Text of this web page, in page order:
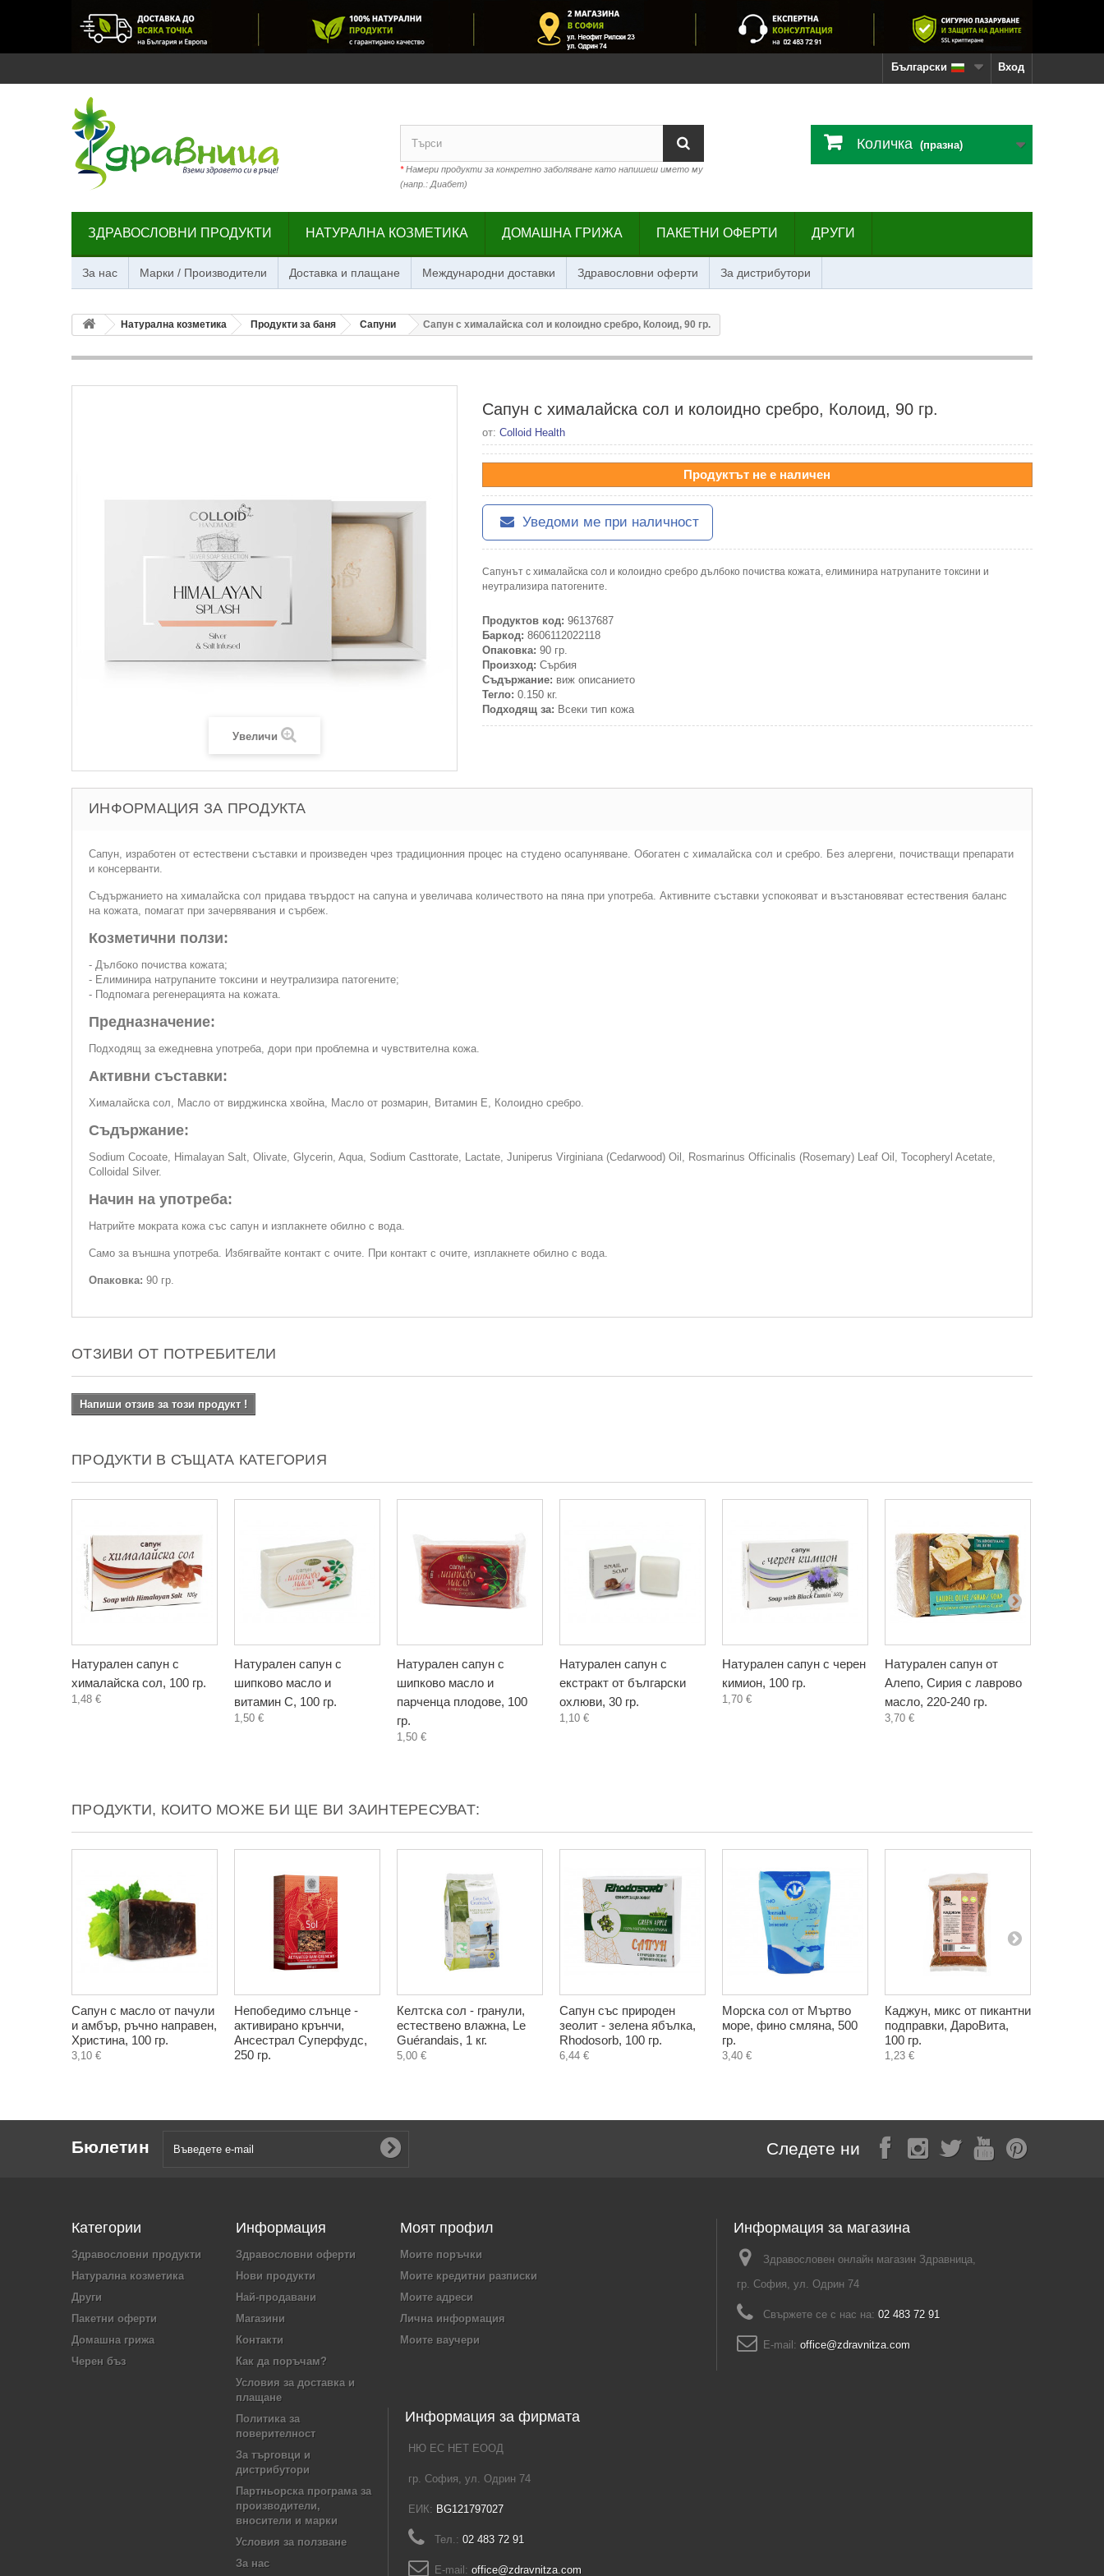
Вход
Български
*Намери продукти за конкретно заболяване като напишеш името му
(напр.: Диабет)
Количка (празна)
ЗДРАВОСЛОВНИ ПРОДУКТИ НАТУРАЛНА КОЗМЕТИКА ДОМАШНА ГРИЖА ПАКЕТНИ ОФЕРТИ ДРУГИ
За нас Марки / Производители Доставка и плащане Международни доставки Здравословни оферти За дистрибутори
Натурална козметика Продукти за баня Сапуни Сапун с хималайска сол и колоидно сребро, Колоид, 90 гр.
Увеличи
Сапун с хималайска сол и колоидно сребро, Колоид, 90 гр.
от: Colloid Health
Продуктът не е наличен
Уведоми ме при наличност
Сапунът с хималайска сол и колоидно сребро дълбоко почиства кожата, елиминира натрупаните токсини и
неутрализира патогените.
Продуктов код: 96137687
Баркод: 8606112022118
Опаковка: 90 гр.
Произход: Сърбия
Съдържание: виж описанието
Тегло: 0.150 кг.
Подходящ за: Всеки тип кожа
ИНФОРМАЦИЯ ЗА ПРОДУКТА
Сапун, изработен от естествени съставки и произведен чрез традиционния процес на студено осапуняване. Обогатен с хималайска сол и сребро. Без алергени, почистващи препарати
и консерванти.
Съдържанието на хималайска сол придава твърдост на сапуна и увеличава количеството на пяна при употреба. Активните съставки успокояват и възстановяват естествения баланс
на кожата, помагат при зачервявания и сърбеж.
Козметични ползи:
- Дълбоко почиства кожата;
- Елиминира натрупаните токсини и неутрализира патогените;
- Подпомага регенерацията на кожата.
Предназначение:
Подходящ за ежедневна употреба, дори при проблемна и чувствителна кожа.
Активни съставки:
Хималайска сол, Масло от вирджинска хвойна, Масло от розмарин, Витамин Е, Колоидно сребро.
Съдържание:
Sodium Cocoate, Himalayan Salt, Olivate, Glycerin, Aqua, Sodium Casttorate, Lactate, Juniperus Virginiana (Cedarwood) Oil, Rosmarinus Officinalis (Rosemary) Leaf Oil, Tocopheryl Acetate,
Colloidal Silver.
Начин на употреба:
Натрийте мократа кожа със сапун и изплакнете обилно с вода.
Само за външна употреба. Избягвайте контакт с очите. При контакт с очите, изплакнете обилно с вода.
Опаковка: 90 гр.
ОТЗИВИ ОТ ПОТРЕБИТЕЛИ
Напиши отзив за този продукт !
ПРОДУКТИ В СЪЩАТА КАТЕГОРИЯ
Натурален сапун с
хималайска сол, 100 гр.
1,48 €
Натурален сапун с
шипково масло и
витамин C, 100 гр.
1,50 €
Натурален сапун с
шипково масло и
парченца плодове, 100
гр.
1,50 €
Натурален сапун с
екстракт от български
охлюви, 30 гр.
1,10 €
Натурален сапун с черен
кимион, 100 гр.
1,70 €
Натурален сапун от
Алепо, Сирия с лаврово
масло, 220-240 гр.
3,70 €
ПРОДУКТИ, КОИТО МОЖЕ БИ ЩЕ ВИ ЗАИНТЕРЕСУВАТ:
Сапун с масло от пачули
и амбър, ръчно направен,
Христина, 100 гр.
3,10 €
Непобедимо слънце -
активирано крънчи,
Ансестрал Суперфудс,
250 гр.
Келтска сол - гранули,
естествено влажна, Le
Guérandais, 1 кг.
5,00 €
Сапун със природен
зеолит - зелена ябълка,
Rhodosorb, 100 гр.
6,44 €
Морска сол от Мъртво
море, фино смляна, 500
гр.
3,40 €
Каджун, микс от пикантни
подправки, ДароВита,
100 гр.
1,23 €
Бюлетин Следете ни
Категории
Здравословни продукти
Натурална козметика
Други
Пакетни оферти
Домашна грижа
Черен бъз
Информация
Здравословни оферти
Нови продукти
Най-продавани
Магазини
Контакти
Как да поръчам?
Условия за доставка и
плащане
Политика за
поверителност
За търговци и
дистрибутори
Партньорска програма за
производители,
вносители и марки
Условия за ползване
За нас
Моят профил
Моите поръчки
Моите кредитни разписки
Моите адреси
Лична информация
Моите ваучери
Информация за магазина
Здравословен онлайн магазин Здравница,
гр. София, ул. Одрин 74
Свържете се с нас на: 02 483 72 91
E-mail: office@zdravnitza.com
Информация за фирмата
НЮ ЕС НЕТ ЕООД
гр. София, ул. Одрин 74
ЕИК: BG121797027
Тел.: 02 483 72 91
E-mail: office@zdravnitza.com